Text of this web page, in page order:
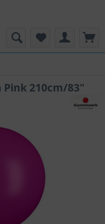
Pink 210cm/83"